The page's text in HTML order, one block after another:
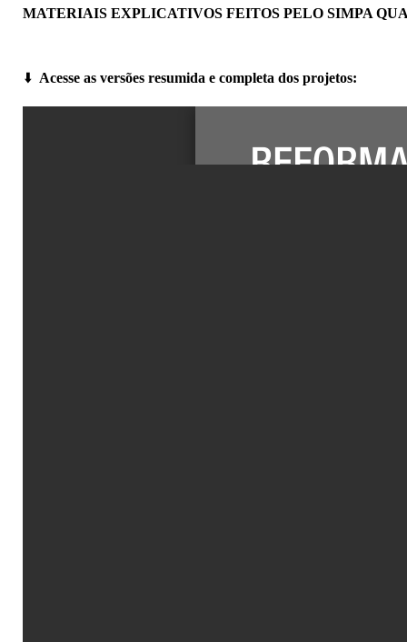
MATERIAIS EXPLICATIVOS FEITOS PELO SIMPA
⬇️ Acesse as versões resumida e completa dos projetos: